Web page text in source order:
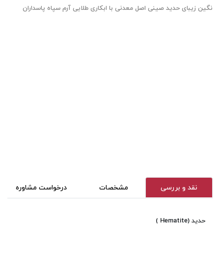
نگین زیبای حدید صینی اصل معدنی با ابکاری طلایی آرم سپاه پاسداران
نقد و بررسی مشخصات درخواست مشاوره
حدید (Hematite )